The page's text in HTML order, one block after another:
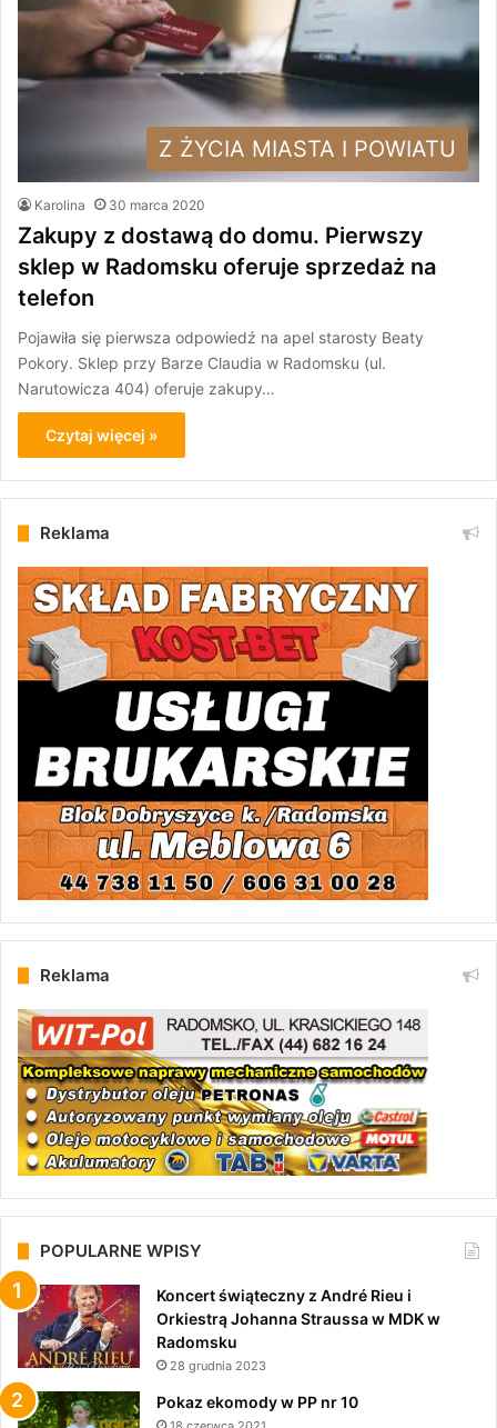
Z ŻYCIA MIASTA I POWIATU
Karolina 30 marca 2020
Zakupy z dostawą do domu. Pierwszy
sklep w Radomsku oferuje sprzedaż na
telefon
Pojawiła się pierwsza odpowiedź na apel starosty Beaty
Pokory. Sklep przy Barze Claudia w Radomsku (ul.
Narutowicza 404) oferuje zakupy…
Czytaj więcej »
Reklama
Reklama
POPULARNE WPISY
Koncert świąteczny z André Rieu i
Orkiestrą Johanna Straussa w MDK w
Radomsku
28 grudnia 2023
Pokaz ekomody w PP nr 10